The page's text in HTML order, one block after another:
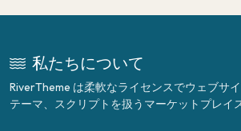
私たちについて
RiverTheme は柔軟なライセンスでウェブサイ
テーマ、スクリプトを扱うマーケットプレイ